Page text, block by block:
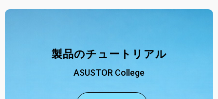
製品のチュートリアル
ASUSTOR College